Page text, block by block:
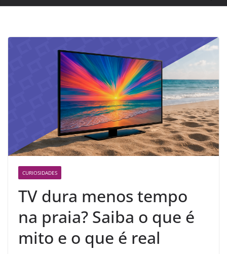
CURIOSIDADES
TV dura menos tempo
na praia? Saiba o que é
mito e o que é real